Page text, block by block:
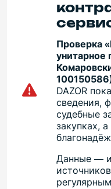
Проверка
унитарное
DAZOR
сведения,
судебные
закупках,
Данные —